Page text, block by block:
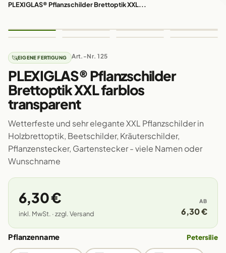
PLEXIGLAS® Pflanzschilder Brettoptik XXL...
EIGENE FERTIGUNG Art.-Nr. 125
PLEXIGLAS® Pflanzschilder
Brettoptik XXL farblos
transparent
Wetterfeste und sehr elegante XXL Pflanzschilder in
Holzbrettoptik, Beetschilder, Kräuterschilder,
Pflanzenstecker, Gartenstecker - viele Namen oder
Wunschname
6,30 €
inkl. MwSt. · zzgl. Versand
AB
6,30 €
Pflanzenname Petersilie